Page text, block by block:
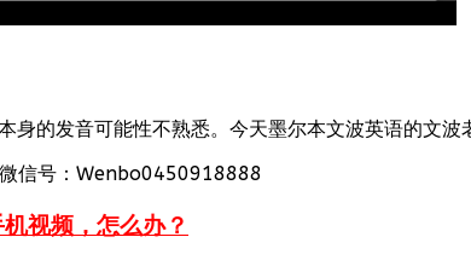
身的发音可能性不熟悉。今天墨尔本文波英语的文波
信号：Wenbo0450918888
视频，怎么办？